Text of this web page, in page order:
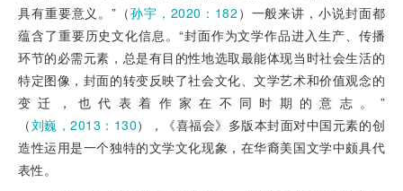
具有重要意义。”（孙宇，2020：182 ）一般来讲，小说封面都
蕴含了重要历史文化信息。“封面作为文学作品进入生产、传播
环节的必需元素，总是有目的性地选取最能体现当时社会生活的
特定图像，封面的转变反映了社会文化、文学艺术和价值观念的
变迁，也代表着作家在不同时期的意志。”
（刘巍，2013：130），《喜福会》多版本封面对中国元素的创
造性运用是一个独特的文学文化现象，在华裔美国文学中颇具代
表性。